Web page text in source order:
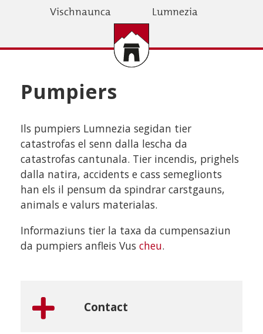
Vischnaunca Lumnezia
Pumpiers
Ils pumpiers Lumnezia segidan tier
catastrofas el senn dalla lescha da
catastrofas cantunala. Tier incendis, prighels
dalla natira, accidents e cass semeglionts
han els il pensum da spindrar carstgauns,
animals e valurs materialas.
Informaziuns tier la taxa da cumpensaziun
da pumpiers anfleis Vus cheu.
Contact